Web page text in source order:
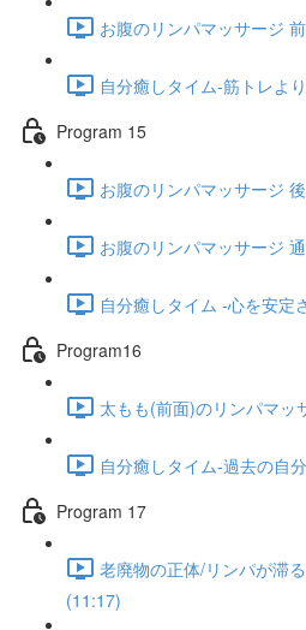
お腹のリンパマッサージ
自分癒しタイム-筋トレよ
Program 15
お腹のリンパマッサージ
お腹のリンパマッサージ
自分癒しタイム -心を安定
Program16
太もも(前面)のリンパマッ
自分癒しタイム-過去の自
Program 17
老廃物の正体/リンパが滞
(11:17)